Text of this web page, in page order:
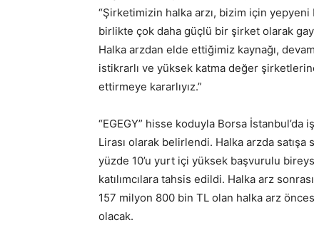
“Şirketimizin halka arzı, bizim için yepyeni
birlikte çok daha güçlü bir şirket olarak
Halka arzdan elde ettiğimiz kaynağı,
istikrarlı ve yüksek katma değer
ettirmeye kararlıyız.”
“EGEGY” hisse koduyla Borsa
Lirası olarak belirlendi. Halka arzda satışa
yüzde 10’u yurt içi yüksek başvurulu
katılımcılara tahsis edildi. Halka arz
157 milyon 800 bin TL olan halka arz
olacak.